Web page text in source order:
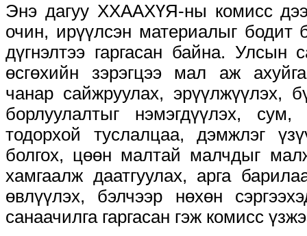
Энэ дагуу ХХААХҮЯ-ны комисс
очин, ирүүлсэн материалыг бодит
дүгнэлтээ гаргасан байна. Улсын
өсгөхийн зэрэгцээ мал аж
чанар сайжруулах, эрүүлжүүлэх,
борлуулалтыг нэмэгдүүлэх,
тодорхой туслалцаа, дэмжлэг
болгох, цөөн малтай малчдыг
хамгаалж даатгуулах, арга
өвлүүлэх, бэлчээр нөхөн
санаачилга гаргасан гэж комисс